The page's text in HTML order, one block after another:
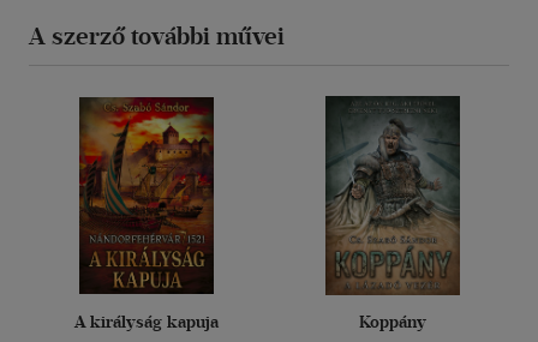
A szerző további művei
A királyság kapuja Koppány